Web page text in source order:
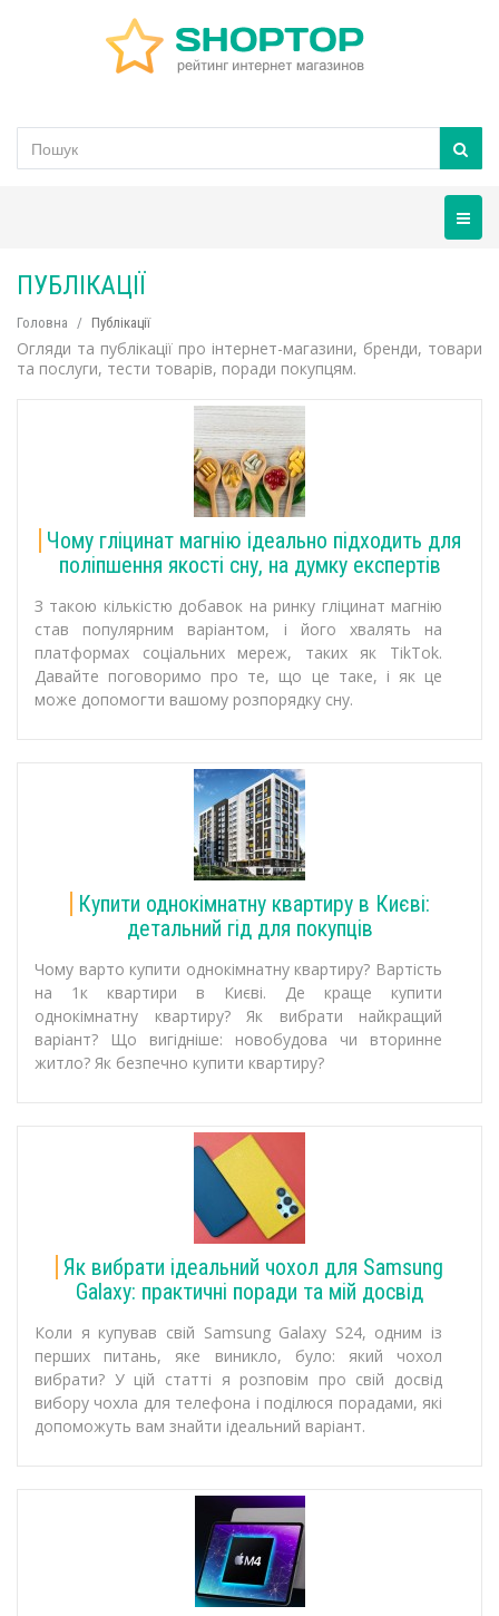
ПУБЛІКАЦІЇ
Головна Публікації
Огляди та публікації про інтернет-магазини, бренди, товари
та послуги, тести товарів, поради покупцям.
Чому гліцинат магнію ідеально підходить для
поліпшення якості сну, на думку експертів
З такою кількістю добавок на ринку гліцинат магнію
став популярним варіантом, і його хвалять на
платформах соціальних мереж, таких як TikTok.
Давайте поговоримо про те, що це таке, і як це
може допомогти вашому розпорядку сну.
Купити однокімнатну квартиру в Києві:
детальний гід для покупців
Чому варто купити однокімнатну квартиру? Вартість
на 1к квартири в Києві. Де краще купити
однокімнатну квартиру? Як вибрати найкращий
варіант? Що вигідніше: новобудова чи вторинне
житло? Як безпечно купити квартиру?
Як вибрати ідеальний чохол для Samsung
Galaxy: практичні поради та мій досвід
Коли я купував свій Samsung Galaxy S24, одним із
перших питань, яке виникло, було: який чохол
вибрати? У цій статті я розповім про свій досвід
вибору чохла для телефона і поділюся порадами, які
допоможуть вам знайти ідеальний варіант.